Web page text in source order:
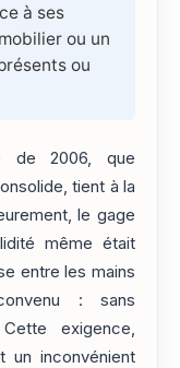
à ses
ou un
ou
de 2006, que
tient à la
le gage
même était
entre les mains
: sans
exigence,
un inconvénient